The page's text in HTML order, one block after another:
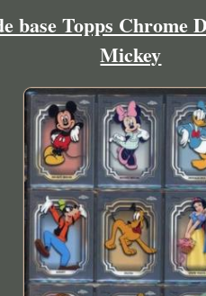
base Topps
Mickey